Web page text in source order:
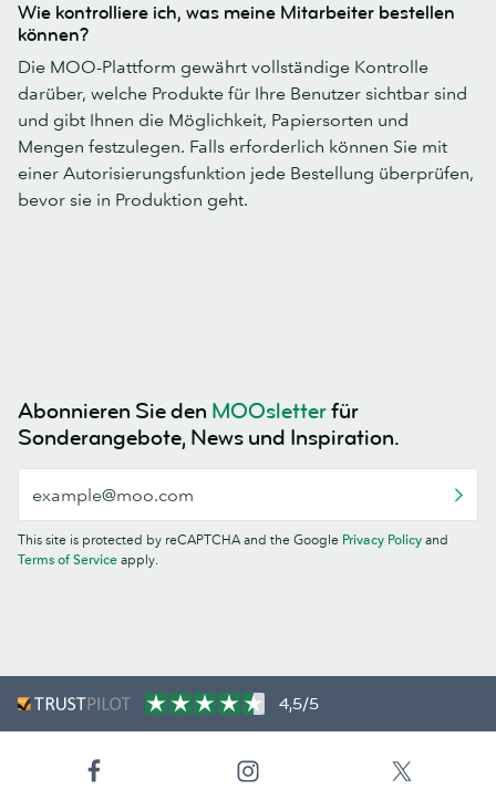
Wie kontrolliere ich, was meine Mitarbeiter bestellen
können?
Die MOO-Plattform gewährt vollständige Kontrolle
darüber, welche Produkte für Ihre Benutzer sichtbar sind
und gibt Ihnen die Möglichkeit, Papiersorten und
Mengen festzulegen. Falls erforderlich können Sie mit
einer Autorisierungsfunktion jede Bestellung überprüfen,
bevor sie in Produktion geht.
Abonnieren Sie den MOOsletterfür
Sonderangebote, News und Inspiration.
This site is protected by reCAPTCHA and the Google Privacy Policy and
Terms of Service apply.
4,5/5